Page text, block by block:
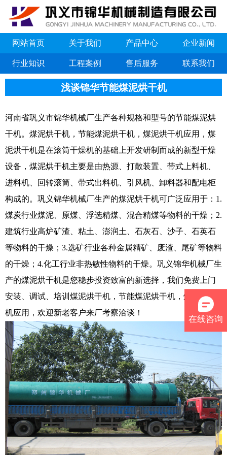
网站首页 关于我们 产品中心 企业新闻
行业知识 工程案例 售后服务 联系我们
浅谈锦华节能煤泥烘干机
河南省巩义市锦华机械厂生产各种规格和型号的节能煤泥烘
干机。煤泥烘干机，节能煤泥烘干机，煤泥烘干机应用，煤
泥烘干机是在滚筒干燥机的基础上开发研制而成的新型干燥
设备，煤泥烘干机主要是由热源、打散装置、带式上料机、
进料机、回转滚筒、带式出料机、引风机、卸料器和配电柜
构成的。巩义锦华机械厂生产的煤泥烘干机可广泛应用于：1.
煤炭行业煤泥、原煤、浮选精煤、混合精煤等物料的干燥；2.
建筑行业高炉矿渣、粘土、澎润土、石灰石、沙子、石英石
等物料的干燥；3.选矿行业各种金属精矿、废渣、尾矿等物料
的干燥；4.化工行业非热敏性物料的干燥。巩义锦华机械厂生
产的煤泥烘干机是您稳步投资致富的新选择，我们免费上门
安装、调试、培训煤泥烘干机，节能煤泥烘干机，煤泥烘干
机应用，欢迎新老客户来厂考察洽谈！
在线咨询